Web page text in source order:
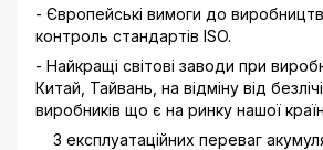
- Європейські вимоги до
контроль стандартів ISO.
- Найкращі світові заводи при
Китай, Тайвань, на відміну від
виробників що є на ринку нашої
З експлуатаційних переваг